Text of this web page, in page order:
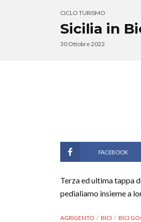
CICLO TURISMO
Sicilia in
30 Ottobre 2022
FACEBOOK
Terza ed ultima tappa
pedialiamo insieme a
AGRIGENTO BICI BICI